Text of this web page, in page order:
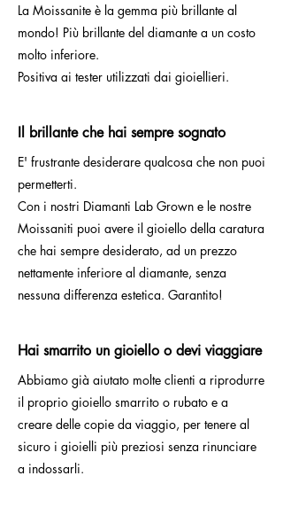
La Moissanite è la gemma più brillante al
mondo! Più brillante del diamante a un costo
molto inferiore.
Positiva ai tester utilizzati dai gioiellieri.
Il brillante che hai sempre sognato
E' frustrante desiderare qualcosa che non puoi
permetterti.
Con i nostri Diamanti Lab Grown e le nostre
Moissaniti puoi avere il gioiello della caratura
che hai sempre desiderato, ad un prezzo
nettamente inferiore al diamante, senza
nessuna differenza estetica. Garantito!
Hai smarrito un gioiello o devi viaggiare
Abbiamo già aiutato molte clienti a riprodurre
il proprio gioiello smarrito o rubato e a
creare delle copie da viaggio, per tenere al
sicuro i gioielli più preziosi senza rinunciare
a indossarli.